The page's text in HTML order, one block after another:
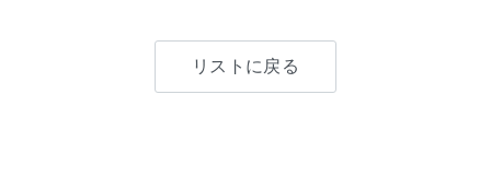
リストに戻る